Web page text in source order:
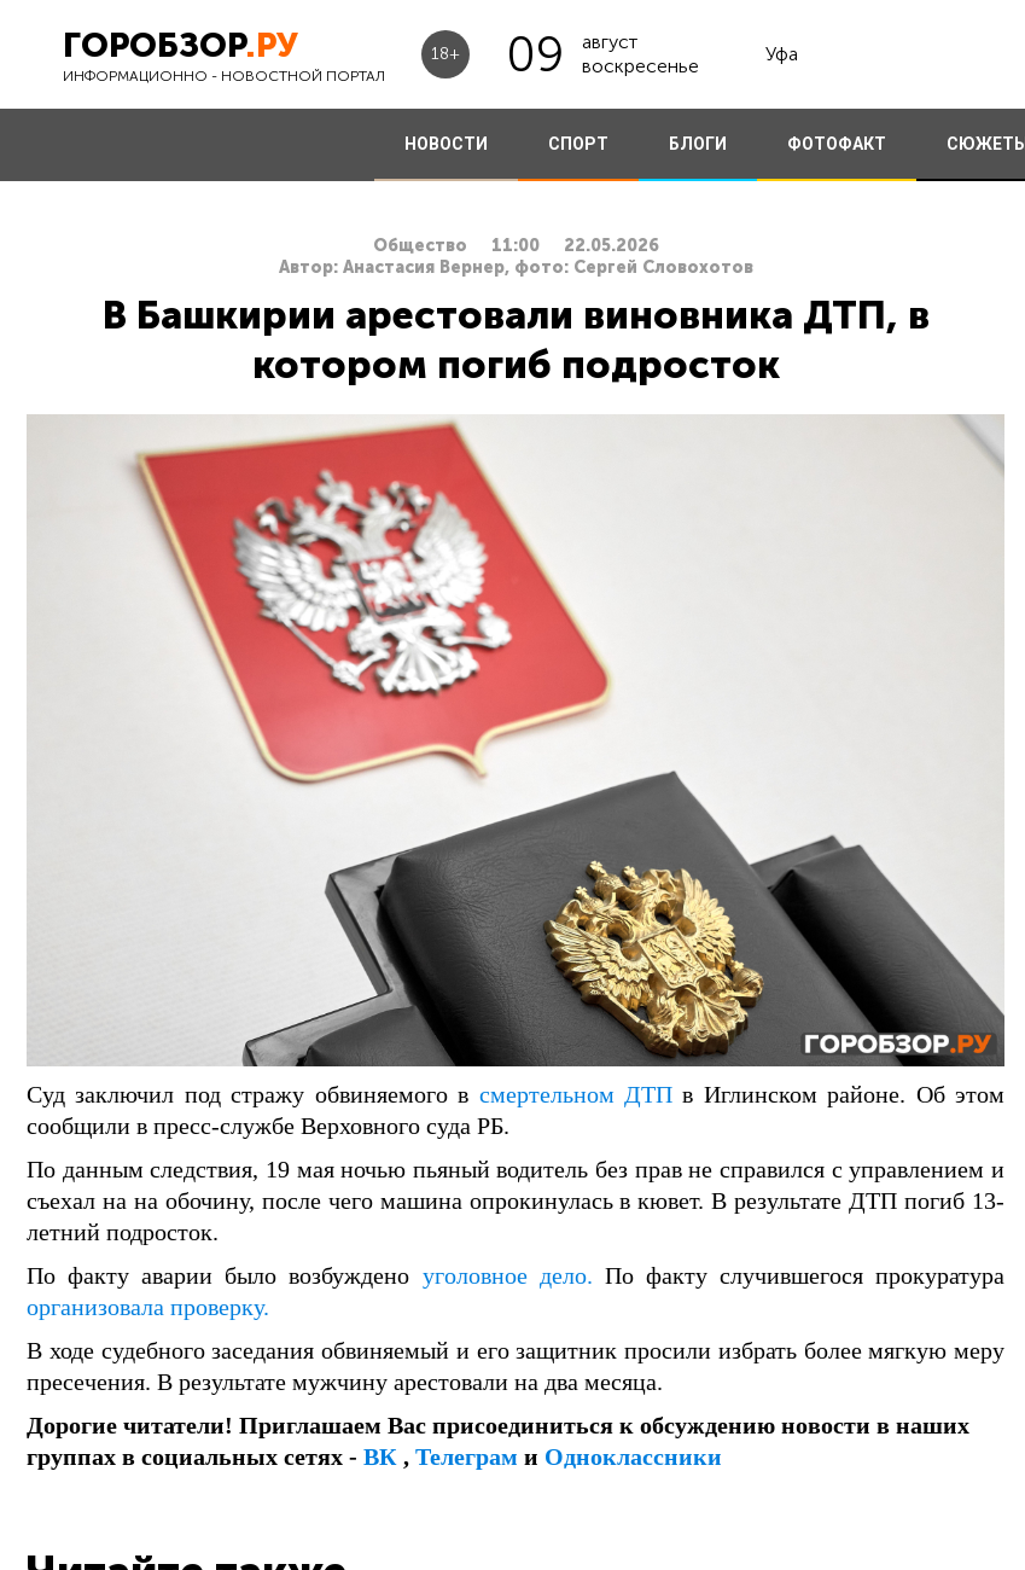
ГОРОБЗОР.РУ
ИНФОРМАЦИОННО - НОВОСТНОЙ ПОРТАЛ
18+ 09
август
воскресенье
Уфа
НОВОСТИ СПОРТ БЛОГИ ФОТОФАКТ СЮЖЕТЫ
Общество 11:00
22.05.2026
Автор: Анастасия Вернер, фото: Сергей Словохотов
В Башкирии арестовали виновника ДТП, в
котором погиб подросток
Суд заключил под стражу обвиняемого в смертельном ДТПв Иглинском районе. Об этом
сообщили в пресс-службе Верховного суда РБ.
По данным следствия, 19 мая ночью пьяный водитель без прав не справился с управлением и
съехал на на обочину, после чего машина опрокинулась в кювет. В результате ДТП погиб 13-
летний подросток.
По факту аварии было возбуждено уголовное дело. По факту случившегося прокуратура
организовала проверку.
В ходе судебного заседания обвиняемый и его защитник просили избрать более мягкую меру
пресечения. В результате мужчину арестовали на два месяца.
Дорогие читатели! Приглашаем Вас присоединиться к обсуждению новости в наших
группах в социальных сетях - ВК , Телеграм и Одноклассники